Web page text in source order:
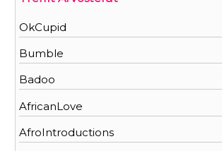
OkCupid
Bumble
Badoo
AfricanLove
AfroIntroductions